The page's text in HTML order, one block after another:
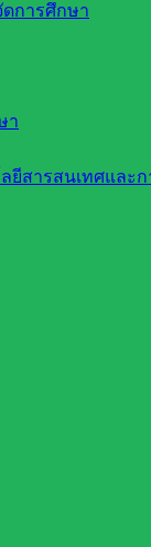
การศึกษา
า
ยีสารสนเทศและ